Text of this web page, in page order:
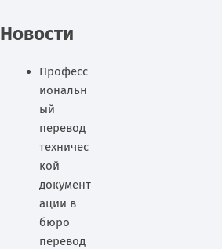
Новости
Професс
иональн
ый
перевод
техничес
кой
документ
ации в
бюро
перевод